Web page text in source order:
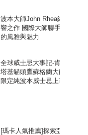
波本大師John Rhea絕
響之作 國際大師聯手
的風雅與魅力
全球威士忌大事記-肯
塔基貓頭鷹蘇格蘭大師
限定純波本威士忌上市
[瑪卡人氣推薦]探索亞